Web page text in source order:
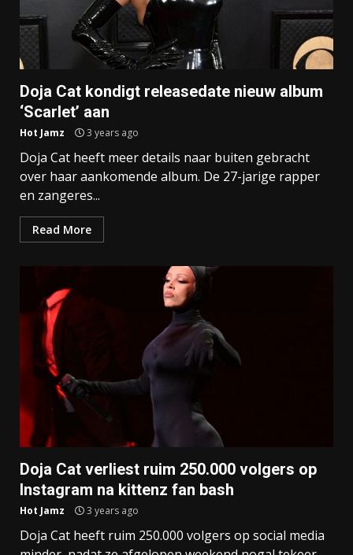
Doja Cat kondigt releasedate nieuw album
‘Scarlet’ aan
Hot Jamz 3 years ago
Doja Cat heeft meer details naar buiten gebracht
over haar aankomende album. De 27-jarige rapper
en zangeres...
Read More
Doja Cat verliest ruim 250.000 volgers op
Instagram na kittenz fan bash
Hot Jamz 3 years ago
Doja Cat heeft ruim 250.000 volgers op social media